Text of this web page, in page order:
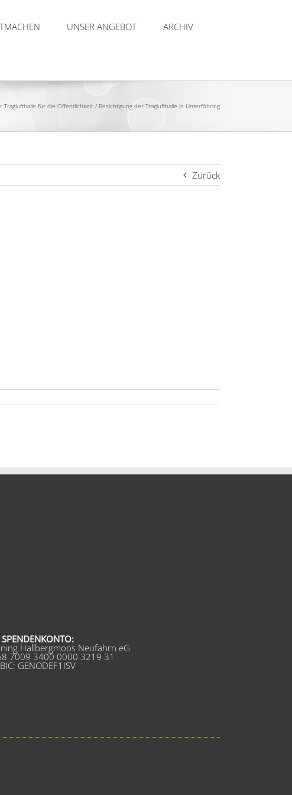
UNSER ANGEBOT ARCHIV
Traglufthalle für die Öffentlichkeit Besichtigung der Traglufthalle in Unterföhring
Zurück
SPENDENKONTO:
Hallbergmoos Neufahrn eG
7009 3400 0000 3219 31
BIC: GENODEF1ISV